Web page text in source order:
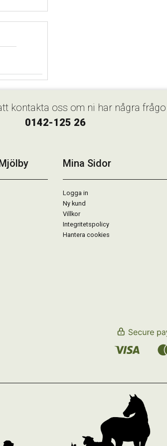
kontakta oss om ni har några
0142-125 26
Mina Sidor
Logga in
Ny kund
Villkor
Integritetspolicy
Hantera cookies